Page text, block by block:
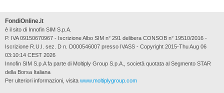
FondiOnline.it
è il sito di Innofin SIM S.p.A.
P. IVA 09150670967 - Iscrizione Albo SIM n° 291 delibera CONSOB n° 19510/2016 -
Iscrizione R.U.I. sez. D n. D000546007 presso IVASS - Copyright 2015-Thu Aug 06
03:10:14 CEST 2026
Innofin SIM S.p.A fa parte di Moltiply Group S.p.A., società quotata al Segmento STAR
della Borsa Italiana
Per ulteriori informazioni, visita www.moltiplygroup.com